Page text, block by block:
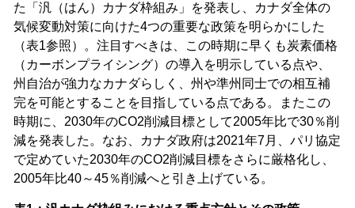
た「汎（はん）カナダ枠組み」を発表し、カナダ全体の
気候変動対策に向けた4つの重要な政策を明らかにした
（表1参照）。注目すべきは、この時期に早くも炭素価格
（カーボンプライシング）の導入を明示している点や、
州自治が強力なカナダらしく、州や準州同士での相互補
完を可能とすることを目指している点である。またこの
時期に、2030年のCO2削減目標として2005年比で30％削
減を発表した。なお、カナダ政府は2021年7月、パリ協定
で定めていた2030年のCO2削減目標をさらに厳格化し、
2005年比40～45％削減へと引き上げている。